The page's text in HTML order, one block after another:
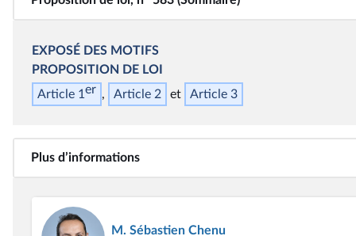
EXPOSÉ DES MOTIFS
PROPOSITION DE LOI
Article 1er Article 2 Article 3
Plus d’informations
M. Sébastien Chenu